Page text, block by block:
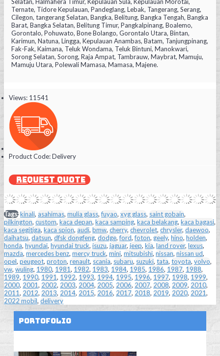
Ternate, Tidore Kepulauan, Pandeglang, Lebak, Tangerang, Serang,
Cilegon, tangerang Selatan, Bangka, Belitung, Bangka Tengah, Bangka
Barat, Bangka Selatan, Belitung Timur, Pangkalpinang, Boalemo,
Gorontalo, Pohuwato, Bone Bolango, Gorontalo Utara, Bintan,
Karimun, Natuna, Lingga, Kepulauan Anambas, Batam, Tanjungpinang,
Fak-Fak, Kaimana, Teluk Wondama, Teluk Bintuni, Manokwari,
Sorong Selatan, Sorong, Raja Ampat, Tambrauw, Maybrat, Mamuju,
Mamuju Utara, Polewali Mamasa, Mamasa, Majene.
Views: 11541
Product Code:Delivery
REQUEST QUOTE
Tags:kinali, asahimas, mulia glass,fuyao, xyg glass, saint gobain,
pilkington, custom, kaca depan, kaca samping, kaca belakang, kaca bagasi,
kaca segitiga, kaca spion, audi, bmw, cherry, chevrolet, chrysler, daewoo,
daihatsu, datsun, dfsk dongfeng, dodge,ford,foton, geely, hino, holden,
honda, hyundai, hyundai truck, isuzu, jaguar, jeep, kia, land rover, lexus,
mazda, mercedes benz, mercy truck, mini, mitsubishi, nissan, nissan ud,
opel, peugeot, proton, renault, scania, subaru, suzuki, tata, toyota, volvo,
vw, wuling, 1980, 1981, 1982, 1983, 1984, 1985, 1986, 1987, 1988,
1989, 1990, 1991, 1992, 1993, 1994, 1995, 1996, 1997, 1998, 1999,
2000, 2001, 2002, 2003, 2004, 2005, 2006, 2007, 2008, 2009, 2010,
2011, 2012, 2013, 2014, 2015, 2016, 2017, 2018, 2019, 2020, 2021,
2022 mobil, delivery
Portofolio